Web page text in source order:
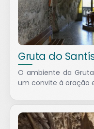
Gruta do
O ambiente da
um convite à oração